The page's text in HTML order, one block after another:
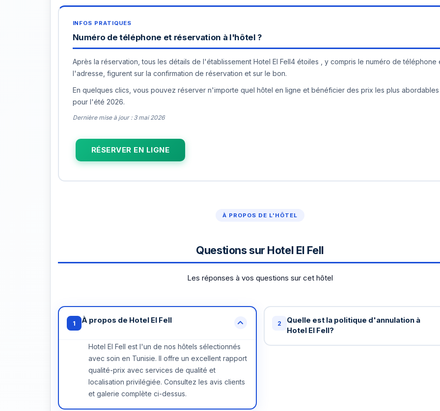
Numéro de téléphone et réservation à l'hôtel ?
Après la réservation, tous les détails de l'établissement Hotel El Fell4 étoiles , y compris le numéro de téléphone
l'adresse, figurent sur la confirmation de réservation et sur le bon.
En quelques clics, vous pouvez réserver n'importe quel hôtel en ligne et bénéficier des prix les plus abordables
pour l'été 2026.
Dernière mise à jour : 3 mai 2026
RÉSERVER EN LIGNE
À PROPOS DE L'HÔTEL
Questions sur Hotel El Fell
Les réponses à vos questions sur cet hôtel
1 À propos de Hotel El Fell
Hotel El Fell est l'un de nos hôtels sélectionnés
avec soin en Tunisie. Il offre un excellent rapport
qualité-prix avec services de qualité et
localisation privilégiée. Consultez les avis clients
et galerie complète ci-dessus.
2
Quelle est la politique d'annulation à
Hotel El Fell?